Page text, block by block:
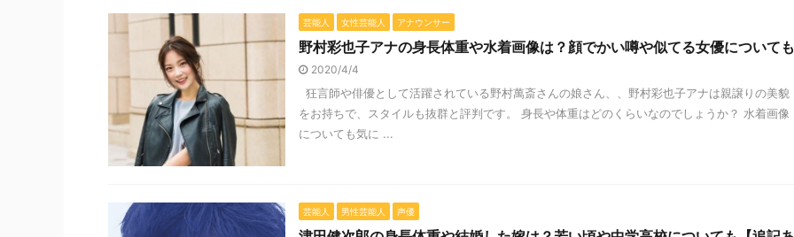
芸能人 女性芸能人 アナウンサー
野村彩也子アナの身長体重や水着画像は？顔でかい噂や似てる女優についても
2020/4/4
狂言師や俳優として活躍されている野村萬斎さんの娘さん、、野村彩也子アナは親譲りの美貌
をお持ちで、スタイルも抜群と評判です。 身長や体重はどのくらいなのでしょうか？ 水着画像
についても気に ...
芸能人 男性芸能人 声優